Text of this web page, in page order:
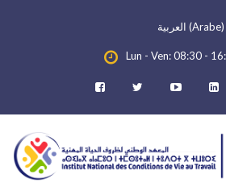
العربية (Arabe)
Lun - Ven: 08:30 -